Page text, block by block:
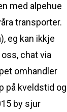
med alpehue
transporter.
eg kan ikkje
chat via
omhandler
på kveldstid og
by sjur